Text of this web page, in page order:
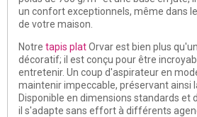
un confort exceptionnels, même dans
de votre maison.
Notre tapis platOrvar est bien plus
décoratif; il est conçu pour être
entretenir. Un coup d'aspirateur en
maintenir impeccable, préservant ainsi
Disponible en dimensions standards et
il s'adapte sans effort à différents